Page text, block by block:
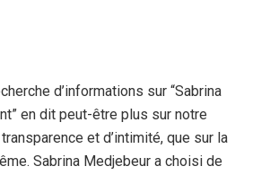
d’informations sur “Sabrina
en dit peut-être plus sur notre
et d’intimité, que sur la
Sabrina Medjebeur a choisi de